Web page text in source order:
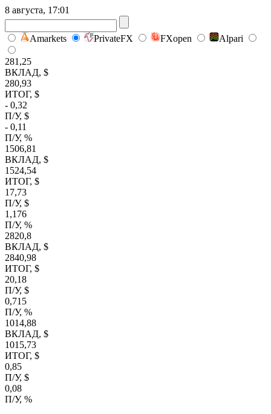
8 августа, 17:01
Amarkets PrivateFX FXopen Alpari
281,25
ВКЛАД, $
280,93
ИТОГ, $
- 0,32
П/У, $
- 0,11
П/У, %
1506,81
ВКЛАД, $
1524,54
ИТОГ, $
17,73
П/У, $
1,176
П/У, %
2820,8
ВКЛАД, $
2840,98
ИТОГ, $
20,18
П/У, $
0,715
П/У, %
1014,88
ВКЛАД, $
1015,73
ИТОГ, $
0,85
П/У, $
0,08
П/У, %